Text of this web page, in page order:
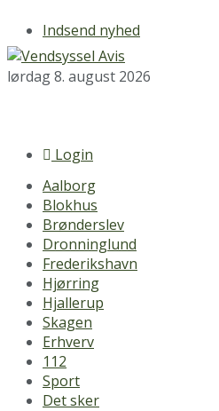
Indsend nyhed
lørdag 8. august 2026
Login
Aalborg
Blokhus
Brønderslev
Dronninglund
Frederikshavn
Hjørring
Hjallerup
Skagen
Erhverv
112
Sport
Det sker